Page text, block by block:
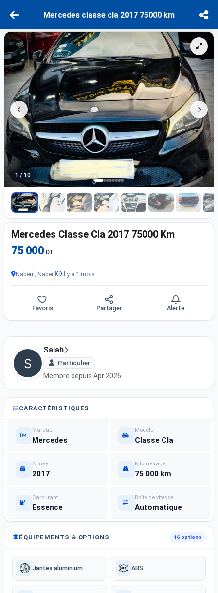
Mercedes classe cla 2017 75000 km
1 / 10
Mercedes Classe Cla 2017 75000 Km
75 000 DT
Nabeul, Nabeul Il y a 1 mois
Favoris Partager Alerte
Salah
Particulier
Membre depuis Apr 2026
CARACTÉRISTIQUES
Marque
Mercedes
Modèle
Classe Cla
Année
2017
Kilométrage
75 000 km
Carburant
Essence
Boîte de vitesse
Automatique
ÉQUIPEMENTS & OPTIONS 16 options
Jantes aluminium ABS